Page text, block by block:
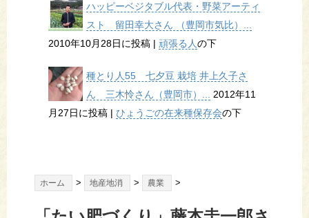
ハッピーベジタブル代表・野菜アーティ
スト 留田幸大さん （豊岡市気比）...
2010年10月28日に投稿 | 頑張る人の下
種とり人55 七夕豆 栽培 井上久子さ
ん 三木怜さん（豊岡市）... 2012年11
月27日に投稿 | ひょうごの在来種保存会の下
ホーム > 地産地消 > 農業 >